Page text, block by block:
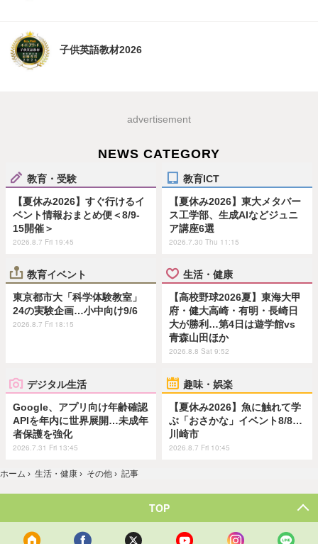
子供英語教材2026
advertisement
NEWS CATEGORY
教育・受験
【夏休み2026】すぐ行けるイ
ベント情報おまとめ便＜8/9-
15開催＞
2026.8.7 Fri 19:45
教育ICT
【夏休み2026】東大メタバー
ス工学部、生成AIなどジュニ
ア講座6選
2026.7.30 Thu 11:15
教育イベント
東京都市大「科学体験教室」
24の実験企画…小中向け9/6
2026.8.7 Fri 18:15
生活・健康
【高校野球2026夏】東海大甲
府・健大高崎・有明・長崎日
大が勝利…第4日は遊学館vs
青森山田ほか
2026.8.8 Sat 9:52
デジタル生活
Google、アプリ向け年齢確認
APIを年内に世界展開…未成年
者保護を強化
2026.7.31 Fri 13:45
趣味・娯楽
【夏休み2026】魚に触れて学
ぶ「おさかな」イベント8/8…
川崎市
2026.8.7 Fri 10:45
ホーム › 生活・健康 › その他 › 記事
TOP